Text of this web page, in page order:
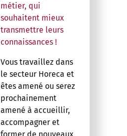
métier, qui
souhaitent mieux
transmettre leurs
connaissances !
Vous travaillez dans
le secteur Horeca et
êtes amené ou serez
prochainement
amené à accueillir,
accompagner et
former de nouveaux